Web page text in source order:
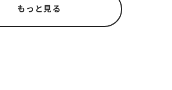
もっと見る